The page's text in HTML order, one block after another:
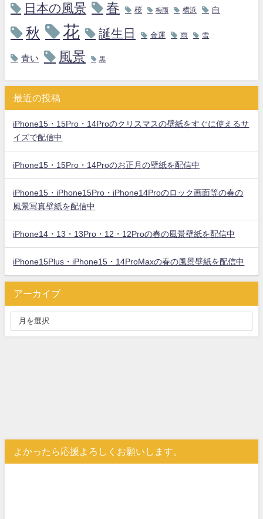
日本の風景 春 桜 梅雨 横浜 白
秋 花 誕生日 金運 雨 雪
青い 風景 黒
最近の投稿
iPhone15・15Pro・14Proのクリスマスの壁紙をすぐに使えるサ
イズで配信中
iPhone15・15Pro・14Proのお正月の壁紙を配信中
iPhone15・iPhone15Pro・iPhone14Proのロック画面等の春の
風景写真壁紙を配信中
iPhone14・13・13Pro・12・12Proの春の風景壁紙を配信中
iPhone15Plus・iPhone15・14ProMaxの春の風景壁紙を配信中
アーカイブ
よかったら応援よろしくお願いします。